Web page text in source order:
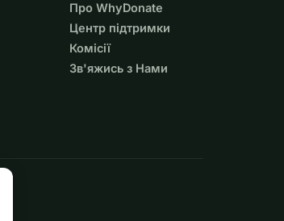
Про WhyDonate
Центр підтримки
Комісії
Зв'яжись з Нами